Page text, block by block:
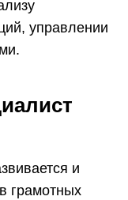
управлении
и
грамотных